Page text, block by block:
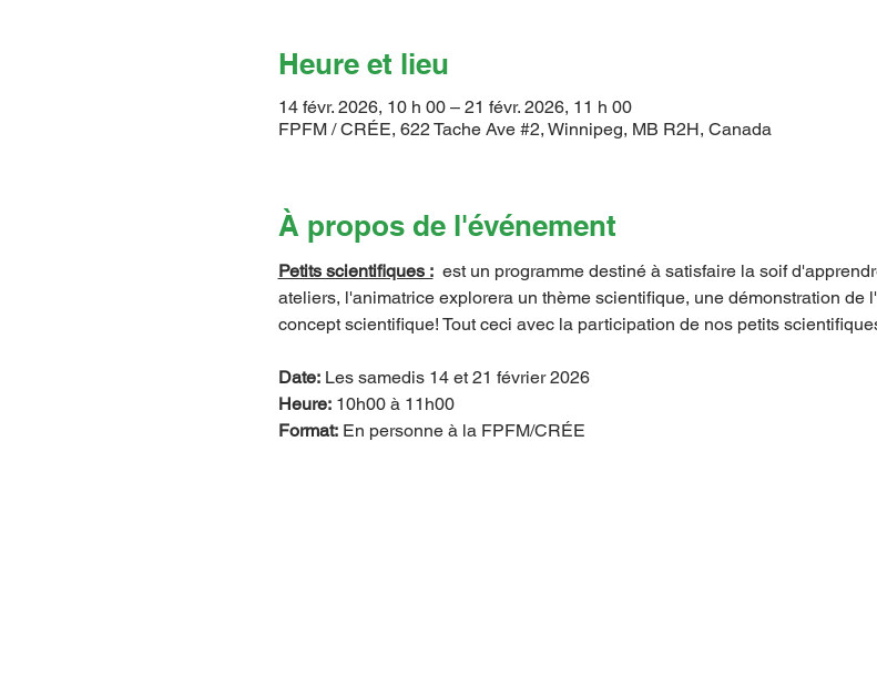
Heure et lieu
14 févr. 2026, 10 h 00 – 21 févr. 2026, 11 h 00
FPFM / CRÉE, 622 Tache Ave #2, Winnipeg, MB R2H, Canada
À propos de l'événement
Petits scientifiques : est un programme destiné à satisfaire la soif
ateliers, l'animatrice explorera un thème scientifique, une démonstration de
concept scientifique! Tout ceci avec la participation de nos petits
Date: Les samedis 14 et 21 février 2026
Heure: 10h00 à 11h00
Format: En personne à la FPFM/CRÉE